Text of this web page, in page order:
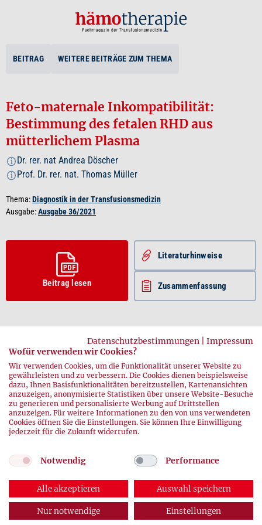
BEITRAG WEITERE BEITRÄGE ZUM THEMA
Feto-maternale Inkompatibilität:
Bestimmung des fetalen RHD aus
mütterlichem Plasma
i Dr. rer. nat Andrea Döscher
i Prof. Dr. rer. nat. Thomas Müller
Thema:Diagnostik in der Transfusionsmedizin
Ausgabe:Ausgabe 36/2021
Beitrag lesen
Literatur­hinweise
Zusammenfassung
zurück
© 2026 DRK-Blutspendedienste
Impressum
Datenschutz
ABONNEMENT AUSGABEN KONTAKT
Datenschutzbestimmungen
Impressum
Wofür verwenden wir Cookies?
Wir verwenden Cookies, um die Funktionalität unserer Website zu
gewährleisten und zu verbessern. Die Cookies dienen beispielsweise
dazu, Ihnen Basisfunktionalitäten bereitzustellen, Kartenansichten
anzuzeigen, anonymisierte Statistiken über unsere Website-Besuche
zu generieren und personalisierte Werbung auf Drittstellen
anzuzeigen. Für weitere Informationen zu den von uns verwendeten
Cookies öffnen Sie die Einstellungen. Sie können Ihre Einwilligung
jederzeit für die Zukunft widerrufen.
Notwendig Performance
Alle akzeptieren Auswahl speichern
Nur notwendige Einstellungen